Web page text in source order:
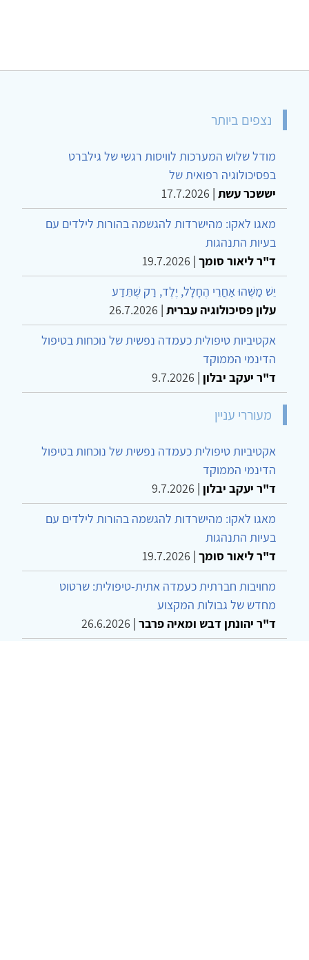
נצפים ביותר
מודל שלוש המערכות לוויסות רגשי של גילברט
בפסיכולוגיה רפואית של
יששכר עשת |
17.7.2026
מאגו לאקו: מהישרדות להגשמה בהורות לילדים עם
בעיות התנהגות
ד"ר ליאור סומך |
19.7.2026
יֵשׁ מַשֶּׁהוּ אַחֲרֵי הֶחָלָל, יֶלֶד, רַק שֶׁתֵּדַע
עלון פסיכולוגיה עברית |
26.7.2026
אקטיביות טיפולית כעמדה נפשית של נוכחות בטיפול
הדינמי הממוקד
ד"ר יעקב יבלון |
9.7.2026
מעוררי עניין
אקטיביות טיפולית כעמדה נפשית של נוכחות בטיפול
הדינמי הממוקד
ד"ר יעקב יבלון |
9.7.2026
מאגו לאקו: מהישרדות להגשמה בהורות לילדים עם
בעיות התנהגות
ד"ר ליאור סומך |
19.7.2026
מחויבות חברתית כעמדה אתית-טיפולית: שרטוט
מחדש של גבולות המקצוע
ד"ר יהונתן דבש ומאיה פרבר |
26.6.2026